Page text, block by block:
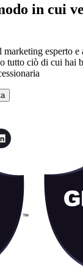
in cui
esperto e
tutto ciò di cui hai